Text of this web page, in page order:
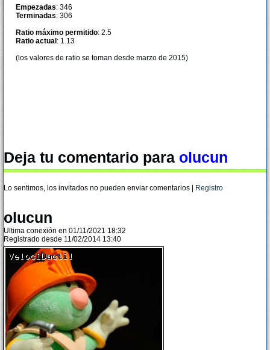
Empezadas: 346
Terminadas: 306
Ratio máximo permitido: 2.5
Ratio actual : 1.13
(los valores de ratio se toman desde marzo de 2015)
Deja tu comentario para olucun
Lo sentimos, los invitados no pueden enviar comentarios | Registro
olucun
Ultima conexión en 01/11/2021 18:32
Registrado desde 11/02/2014 13:40